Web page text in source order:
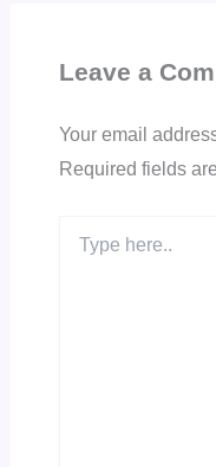
Leave a
Your email
Required fields
here..